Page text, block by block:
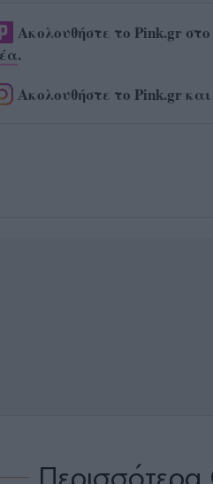
Ακολουθήστε το Pink.gr στο
.
Ακολουθήστε το Pink.gr